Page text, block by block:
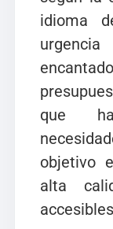
idioma
que
objetivo
alta